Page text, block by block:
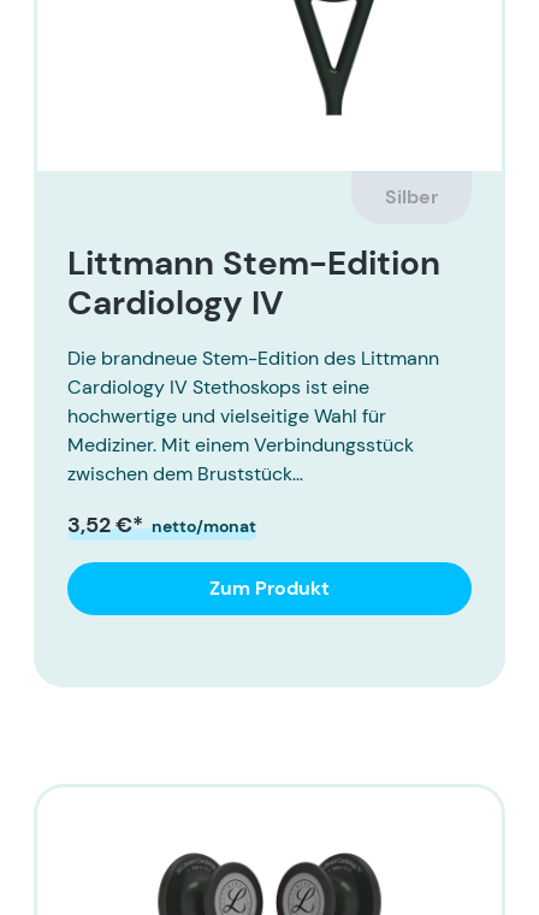
Silber
Littmann Stem-Edition
Cardiology IV
Die brandneue Stem-Edition des Littmann
Cardiology IV Stethoskops ist eine
hochwertige und vielseitige Wahl für
Mediziner. Mit einem Verbindungsstück
zwischen dem Bruststück…
3,52 €* netto/monat
Zum Produkt